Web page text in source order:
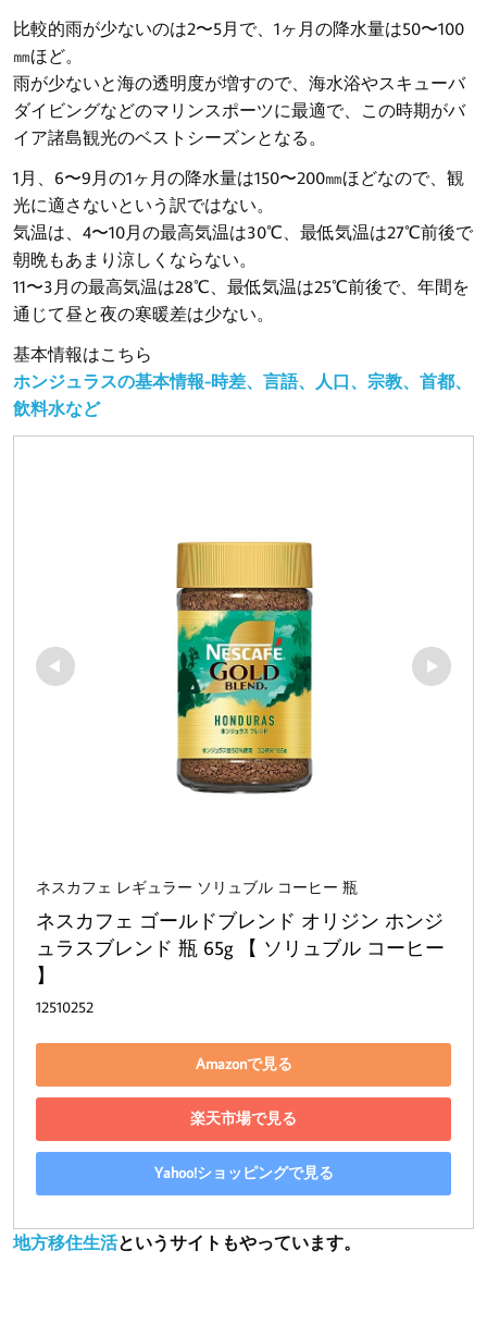
比較的雨が少ないのは2〜5月で、1ヶ月の降水量は50〜100
㎜ほど。
雨が少ないと海の透明度が増すので、海水浴やスキューバ
ダイビングなどのマリンスポーツに最適で、この時期がバ
イア諸島観光のベストシーズンとなる。
1月、6〜9月の1ヶ月の降水量は150〜200㎜ほどなので、観
光に適さないという訳ではない。
気温は、4〜10月の最高気温は30℃、最低気温は27℃前後で
朝晩もあまり涼しくならない。
11〜3月の最高気温は28℃、最低気温は25℃前後で、年間を
通じて昼と夜の寒暖差は少ない。
基本情報はこちら
ホンジュラスの基本情報-時差、言語、人口、宗教、首都、
飲料水など
ネスカフェ レギュラー ソリュブル コーヒー 瓶
ネスカフェ ゴールドブレンド オリジン ホンジ
ュラスブレンド 瓶 65g 【 ソリュブル コーヒー
】
12510252
Amazonで見る
楽天市場で見る
Yahoo!ショッピングで見る
地方移住生活というサイトもやっています。